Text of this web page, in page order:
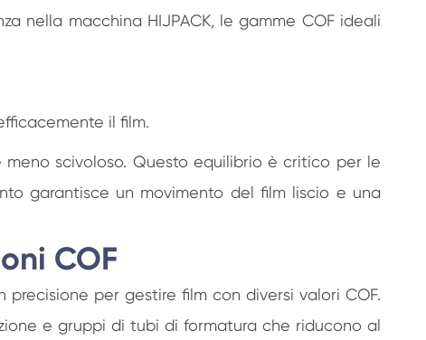
nella macchina HIJPACK, le gamme COF ideali
il film.
scivoloso. Questo equilibrio è critico per le
garantisce un movimento del film liscio e una
COF
per gestire film con diversi valori COF.
e gruppi di tubi di formatura che riducono al